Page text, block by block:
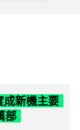
成新機主要
部